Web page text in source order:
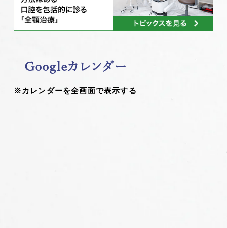
Googleカレンダー
※カレンダーを全画面で表示する